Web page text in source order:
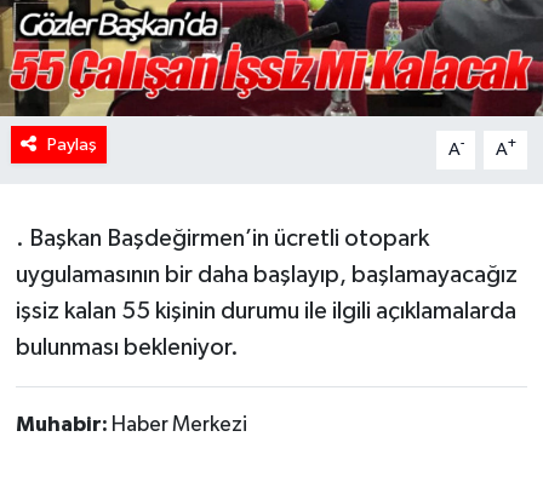
Paylaş A- A+
. Başkan Başdeğirmen’in ücretli otopark
uygulamasının bir daha başlayıp, başlamayacağız
işsiz kalan 55 kişinin durumu ile ilgili açıklamalarda
bulunması bekleniyor.
Muhabir: Haber Merkezi
KÜLTÜR SANAT
MAGAZİN
Oyun
RESMİ İLANLAR
Spor